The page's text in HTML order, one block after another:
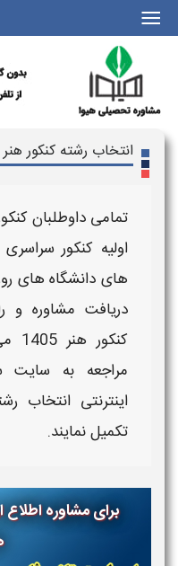
|||
انتخاب رشته کنکور هنر ۱۴۰۵
تمامی داوطلبان
اولیه کنکور سراسری
های دانشگاه های
دریافت مشاوره و
کنکور هنر 1405
اینترنتی انتخاب
تکمیل نمایند.
برای مشاوره اطلاع